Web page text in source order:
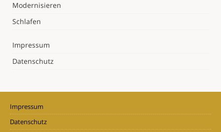
Modernisieren
Schlafen
Impressum
Datenschutz
Impressum
Datenschutz